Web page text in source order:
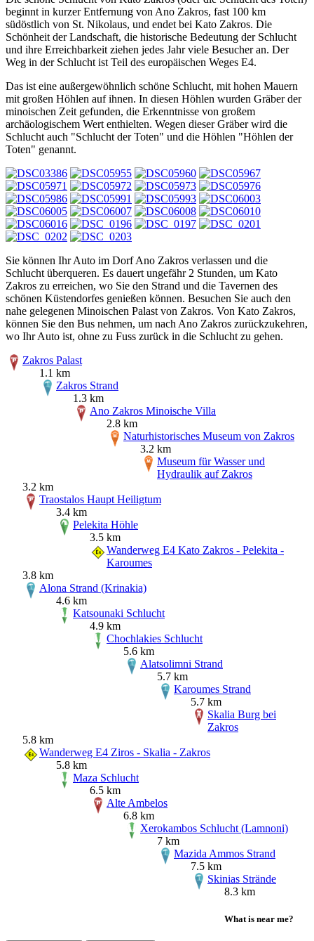
beginnt in kurzer Entfernung von Ano Zakros, fast 100 km
südöstlich von St. Nikolaus, und endet bei Kato Zakros. Die
Schönheit der Landschaft, die historische Bedeutung der Schlucht
und ihre Erreichbarkeit ziehen jedes Jahr viele Besucher an. Der
Weg in der Schlucht ist Teil des europäischen Weges E4.
Das ist eine außergewöhnlich schöne Schlucht, mit hohen Mauern
mit großen Höhlen auf ihnen. In diesen Höhlen wurden Gräber der
minoischen Zeit gefunden, die Erkenntnisse von großem
archäologischem Wert enthielten. Wegen dieser Gräber wird die
Schlucht auch "Schlucht der Toten" und die Höhlen "Höhlen der
Toten" genannt.
Sie können Ihr Auto im Dorf Ano Zakros verlassen und die
Schlucht überqueren. Es dauert ungefähr 2 Stunden, um Kato
Zakros zu erreichen, wo Sie den Strand und die Tavernen des
schönen Küstendorfes genießen können. Besuchen Sie auch den
nahe gelegenen Minoischen Palast von Zakros. Von Kato Zakros,
können Sie den Bus nehmen, um nach Ano Zakros zurückzukehren,
wo Ihr Auto ist, ohne zu Fuss zurück in die Schlucht zu gehen.
Zakros Palast
1.1 km
Zakros Strand
1.3 km
Ano Zakros Minoische Villa
2.8 km
Naturhistorisches Museum von Zakros
3.2 km
Museum für Wasser und
Hydraulik auf Zakros
3.2 km
Traostalos Haupt Heiligtum
3.4 km
Pelekita Höhle
3.5 km
Wanderweg E4 Kato Zakros - Pelekita -
Karoumes
3.8 km
Alona Strand (Krinakia)
4.6 km
Katsounaki Schlucht
4.9 km
Chochlakies Schlucht
5.6 km
Alatsolimni Strand
5.7 km
Karoumes Strand
5.7 km
Skalia Burg bei
Zakros
5.8 km
Wanderweg E4 Ziros - Skalia - Zakros
5.8 km
Maza Schlucht
6.5 km
Alte Ambelos
6.8 km
Xerokambos Schlucht (Lamnoni)
7 km
Mazida Ammos Strand
7.5 km
Skinias Strände
8.3 km
What is near me?